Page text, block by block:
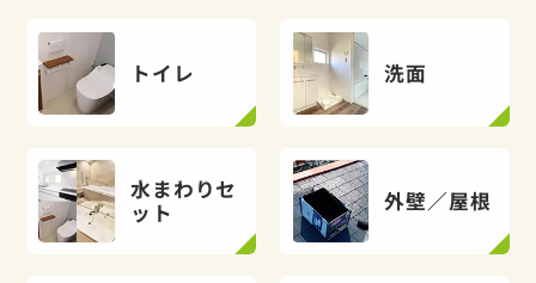
トイレ 洗面
水まわりセ
ット
外壁／屋根